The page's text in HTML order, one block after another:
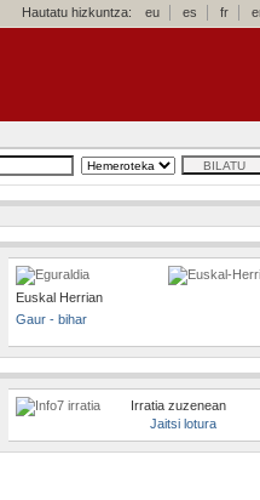
Hautatu hizkuntza: eu es fr
Euskal Herrian
Gaur - bihar
Irratia zuzenean
Jaitsi lotura